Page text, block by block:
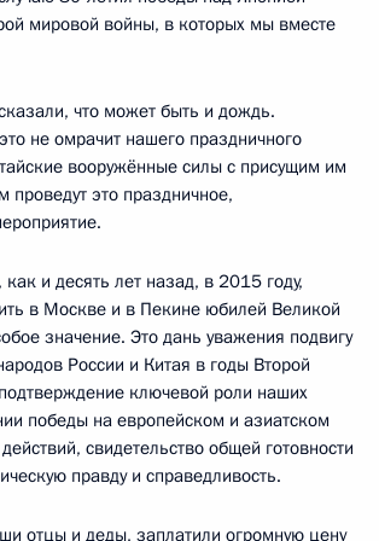
мировой войны, в которых мы вместе
что может быть и дождь.
не омрачит нашего праздничного
вооружённые силы с присущим им
это праздничное,
и десять лет назад, в 2015 году,
в Москве и в Пекине юбилей Великой
значение. Это дань уважения подвигу
России и Китая в годы Второй
ключевой роли наших
победы на европейском и азиатском
свидетельство общей готовности
правду и справедливость.
отцы и деды, заплатили огромную цену